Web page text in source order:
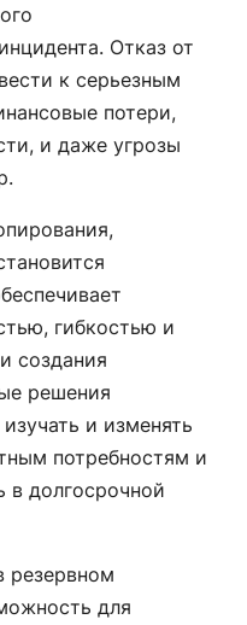
Отказ от
к серьезным
потери,
и даже угрозы
гибкостью и
создания
решения
и изменять
потребностям и
в долгосрочной
резервном
для